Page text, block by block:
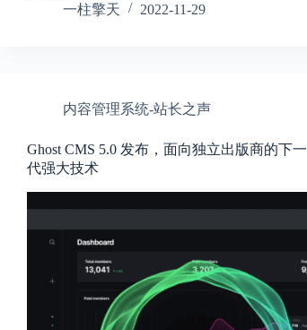
一柱擎天
2022-11-29
内容管理系统-站长之声
Ghost CMS 5.0 发布，面向独立出版商的下一
代强大技术